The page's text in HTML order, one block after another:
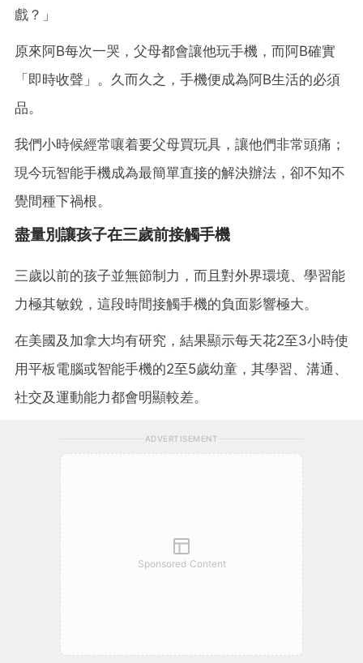
戲？」
原來阿B每次一哭，父母都會讓他玩手機，而阿B確實
「即時收聲」。久而久之，手機便成為阿B生活的必須
品。
我們小時候經常嚷着要父母買玩具，讓他們非常頭痛；
現今玩智能手機成為最簡單直接的解決辦法，卻不知不
覺間種下禍根。
盡量別讓孩子在三歲前接觸手機
三歲以前的孩子並無節制力，而且對外界環境、學習能
力極其敏銳，這段時間接觸手機的負面影響極大。
在美國及加拿大均有研究，結果顯示每天花2至3小時使
用平板電腦或智能手機的2至5歲幼童，其學習、溝通、
社交及運動能力都會明顯較差。
ADVERTISEMENT
Sponsored Content